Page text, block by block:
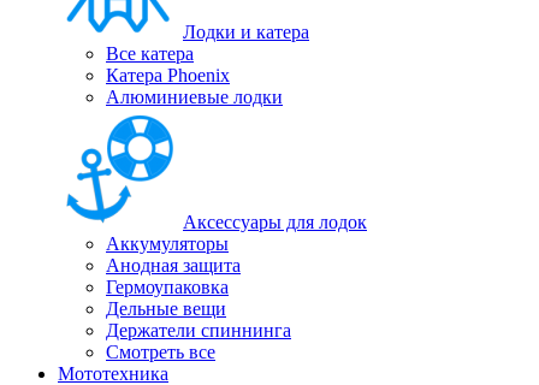
Лодки и катера
Все катера
Катера Phoenix
Алюминиевые лодки
Аксессуары для лодок
Аккумуляторы
Анодная защита
Гермоупаковка
Дельные вещи
Держатели спиннинга
Смотреть все
Мототехника